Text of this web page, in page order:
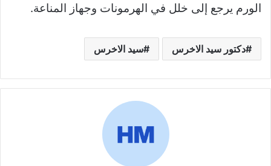
الورم يرجع إلى خلل في الهرمونات وجهاز المناعة.
دكتور سيد الاخرس سيد الاخرس